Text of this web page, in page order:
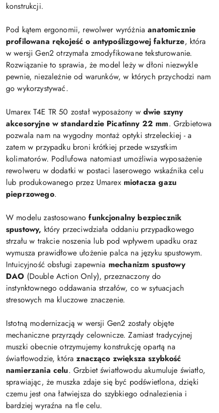
konstrukcji.
Pod kątem ergonomii, rewolwer wyróżniaanatomicznie
profilowana rękojeść o antypoślizgowej fakturze, która
w wersji Gen2 otrzymała zmodyfikowane teksturowanie.
Rozwiązanie to sprawia, że model leży w dłoni niezwykle
pewnie, niezależnie od warunków, w których przychodzi nam
go wykorzystywać.
Umarex T4E TR 50 został wyposażony w dwie szyny
akcesoryjne w standardzie Picatinny 22 mm. Grzbietowa
pozwala nam na wygodny montaż optyki strzeleckiej - a
zatem w przypadku broni krótkiej przede wszystkim
kolimatorów. Podlufowa natomiast umożliwia wyposażenie
rewolweru w dodatki w postaci laserowego wskaźnika celu
lub produkowanego przez Umarex miotacza gazu
pieprzowego.
W modelu zastosowanofunkcjonalny bezpiecznik
spustowy, który przeciwdziała oddaniu przypadkowego
strzału w trakcie noszenia lub pod wpływem upadku oraz
wymusza prawidłowe ułożenie palca na języku spustowym.
Intuicyjność obsługi zapewnia mechanizm spustowy
DAO (Double Action Only), przeznaczony do
instynktownego oddawania strzałów, co w sytuacjach
stresowych ma kluczowe znaczenie.
Istotną modernizacją w wersji Gen2 zostały objęte
mechaniczne przyrządy celownicze. Zamiast tradycyjnej
muszki obecnie otrzymujemy konstrukcję opartą na
światłowodzie, któraznacząco zwiększa szybkość
namierzania celu. Grzbiet światłowodu akumuluje światło,
sprawiając, że muszka zdaje się być podświetlona, dzięki
czemu jest ona łatwiejsza do szybkiego odnalezienia i
bardziej wyraźna na tle celu.